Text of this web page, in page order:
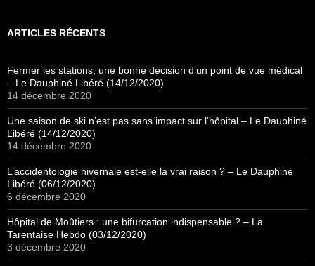
ARTICLES RÉCENTS
Fermer les stations, une bonne décision d’un point de vue médical
– Le Dauphiné Libéré (14/12/2020)
14 décembre 2020
Une saison de ski n’est pas sans impact sur l’hôpital – Le Dauphiné
Libéré (14/12/2020)
14 décembre 2020
L’accidentologie hivernale est-elle la vrai raison ? – Le Dauphiné
Libéré (06/12/2020)
6 décembre 2020
Hôpital de Moûtiers : une bifurcation indispensable ? – La
Tarentaise Hebdo (03/12/2020)
3 décembre 2020